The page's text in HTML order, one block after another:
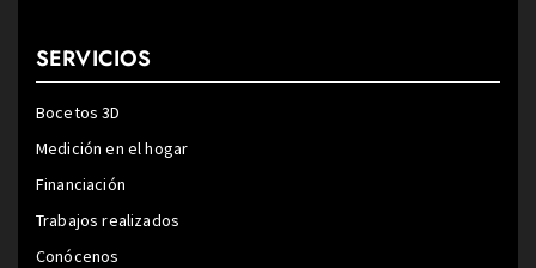
SERVICIOS
Bocetos 3D
Medición en el hogar
Financiación
Trabajos realizados
Conócenos